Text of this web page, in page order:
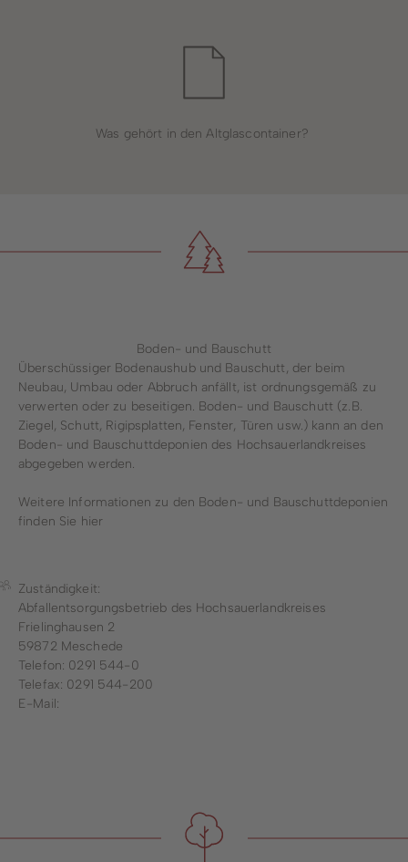
Was gehört in den Altglascontainer?
Boden- und Bauschutt
Überschüssiger Bodenaushub und Bauschutt, der beim
Neubau, Umbau oder Abbruch anfällt, ist ordnungsgemäß zu
verwerten oder zu beseitigen. Boden- und Bauschutt (z.B.
Ziegel, Schutt, Rigipsplatten, Fenster, Türen usw.) kann an den
Boden- und Bauschuttdeponien des Hochsauerlandkreises
abgegeben werden.
Weitere Informationen zu den Boden- und Bauschuttdeponien
finden Sie hier
Zuständigkeit:
Abfallentsorgungsbetrieb des Hochsauerlandkreises
Frielinghausen 2
59872 Meschede
Telefon: 0291 544-0
Telefax: 0291 544-200
E-Mail: